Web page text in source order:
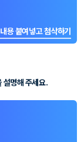
용 붙여넣고 첨삭하기
설명해 주세요.